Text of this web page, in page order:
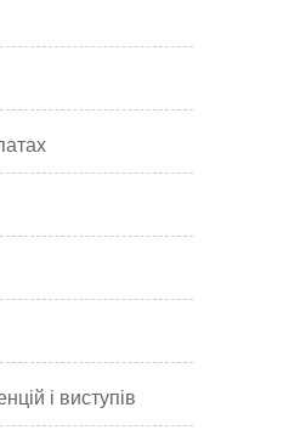
і виступів